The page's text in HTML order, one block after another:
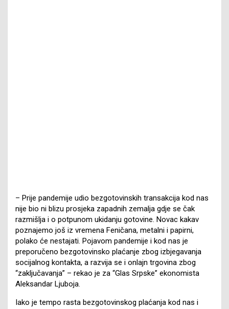
– Prije pandemije udio bezgotovinskih transakcija kod nas
nije bio ni blizu prosjeka zapadnih zemalja gdje se čak
razmišlja i o potpunom ukidanju gotovine. Novac kakav
poznajemo još iz vremena Feničana, metalni i papirni,
polako će nestajati. Pojavom pandemije i kod nas je
preporučeno bezgotovinsko plaćanje zbog izbjegavanja
socijalnog kontakta, a razvija se i onlajn trgovina zbog
“zaključavanja” – rekao je za “Glas Srpske” ekonomista
Aleksandar Ljuboja.
Iako je tempo rasta bezgotovinskog plaćanja kod nas i